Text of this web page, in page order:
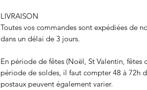
LIVRAISON
Toutes vos commandes sont expédiées de
dans un délai de 3 jours.
En période de fêtes (Noël, St Valentin, fêtes
période de soldes, il faut compter 48 à 72h
postaux peuvent également varier.